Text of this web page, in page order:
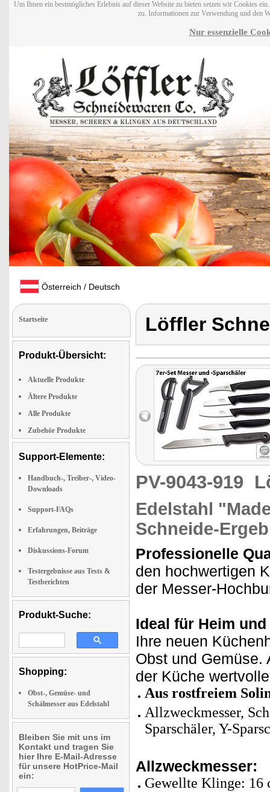
Um Ihnen ein bestmögliches Erlebnis auf dieser Website zu bieten setzen wir Cookies
zu. Informationen zur Verwendung und den
Nur essenzielle
Österreich / Deutsch
Startseite
Produkt-Übersicht:
Aktuelle Produkte
Ältere Produkte
Alle Produkte
Zubehör Produkte
Support-Elemente:
Handbuch-, Treiber-, Video-
Downloads
Support-FAQs
Erfahrungen, Beiträge
Diskussions-Forum
Testergebnisse aus Tests &
Testberichten
Produkt-Suche:
Shopping:
Obst-, Gemüse- und
Schälmesser aus Edelstahl
Bleiben Sie mit uns im
Kontakt und tragen Sie
hier Ihre E-Mail-Adresse
für unsere HotPrice-Mail
ein:
Löffler
PV-9043-919
Edelstahl
Schneide-
Professionelle
den hochwertigen
der Messer-
Ideal für Heim
Ihre neuen
Obst und Gemüse.
der Küche
Aus rostfreiem
Allzweckmesser,
Sparschäler, Y-
Allzweckmesser:
Gewellte Klinge: 16